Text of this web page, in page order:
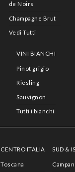
de Noirs
Champagne Brut
Vedi Tutti
VINI BIANCHI
Pinot grigio
Riesling
Sauvignon
Tutti i bianchi
CENTRO ITALIA
Toscana
SUD &